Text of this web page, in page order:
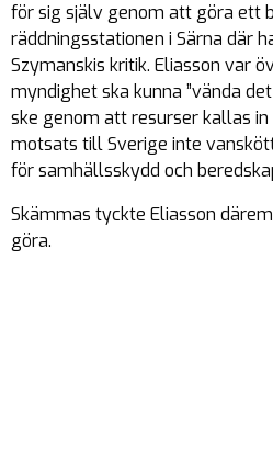
för sig själv genom att göra ett
räddningsstationen i Särna där
Szymanskis kritik. Eliasson var
myndighet ska kunna ”vända
ske genom att resurser kallas
motsats till Sverige inte
för samhällsskydd och
Skämmas tyckte Eliasson
göra.